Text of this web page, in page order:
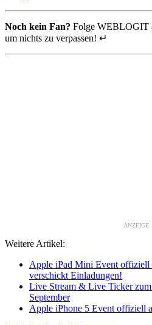
Noch kein Fan? Folge WEBLOGIT
um nichts zu verpassen! ↵
ANZEIGE
Weitere Artikel:
Apple iPad Mini Event offiziell
verschickt Einladungen!
Live Stream & Live Ticker
September
Apple iPhone 5 Event offiziell